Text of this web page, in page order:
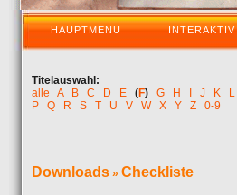
HAUPTMENU INTERAKTIV
Titelauswahl:
alle
A B C D E (F) G H J K L
P
Q R S T U V W X Y Z 0-9
Downloads » Checkliste